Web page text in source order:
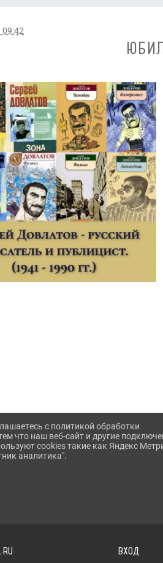
09:42
ВХОД
с политикой обработки
что наш веб-сайт и другие
cookies такие как Яндекс
аналитика".